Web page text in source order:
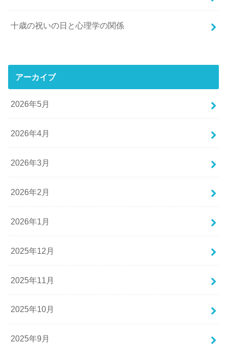
十歳の祝いの日と心理学の関係
アーカイブ
2026年5月
2026年4月
2026年3月
2026年2月
2026年1月
2025年12月
2025年11月
2025年10月
2025年9月